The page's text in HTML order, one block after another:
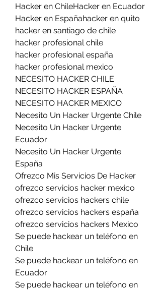
Hacker en ChileHacker en Ecuador
Hacker en Españahacker en quito
hacker en santiago de chile
hacker profesional chile
hacker profesional españa
hacker profesional mexico
NECESITO HACKER CHILE
NECESITO HACKER ESPAÑA
NECESITO HACKER MEXICO
Necesito Un Hacker Urgente Chile
Necesito Un Hacker Urgente
Ecuador
Necesito Un Hacker Urgente
España
Ofrezco Mis Servicios De Hacker
ofrezco servicios hacker mexico
ofrezco servicios hackers chile
ofrezco servicios hackers españa
ofrezco servicios hackers Mexico
Se puede hackear un teléfono en
Chile
Se puede hackear un teléfono en
Ecuador
Se puede hackear un teléfono en